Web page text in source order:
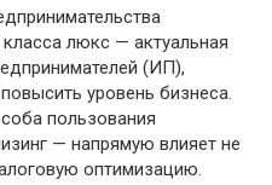
люкс — актуальная
(ИП),
уровень бизнеса.
пользования
— напрямую влияет не
оптимизацию.